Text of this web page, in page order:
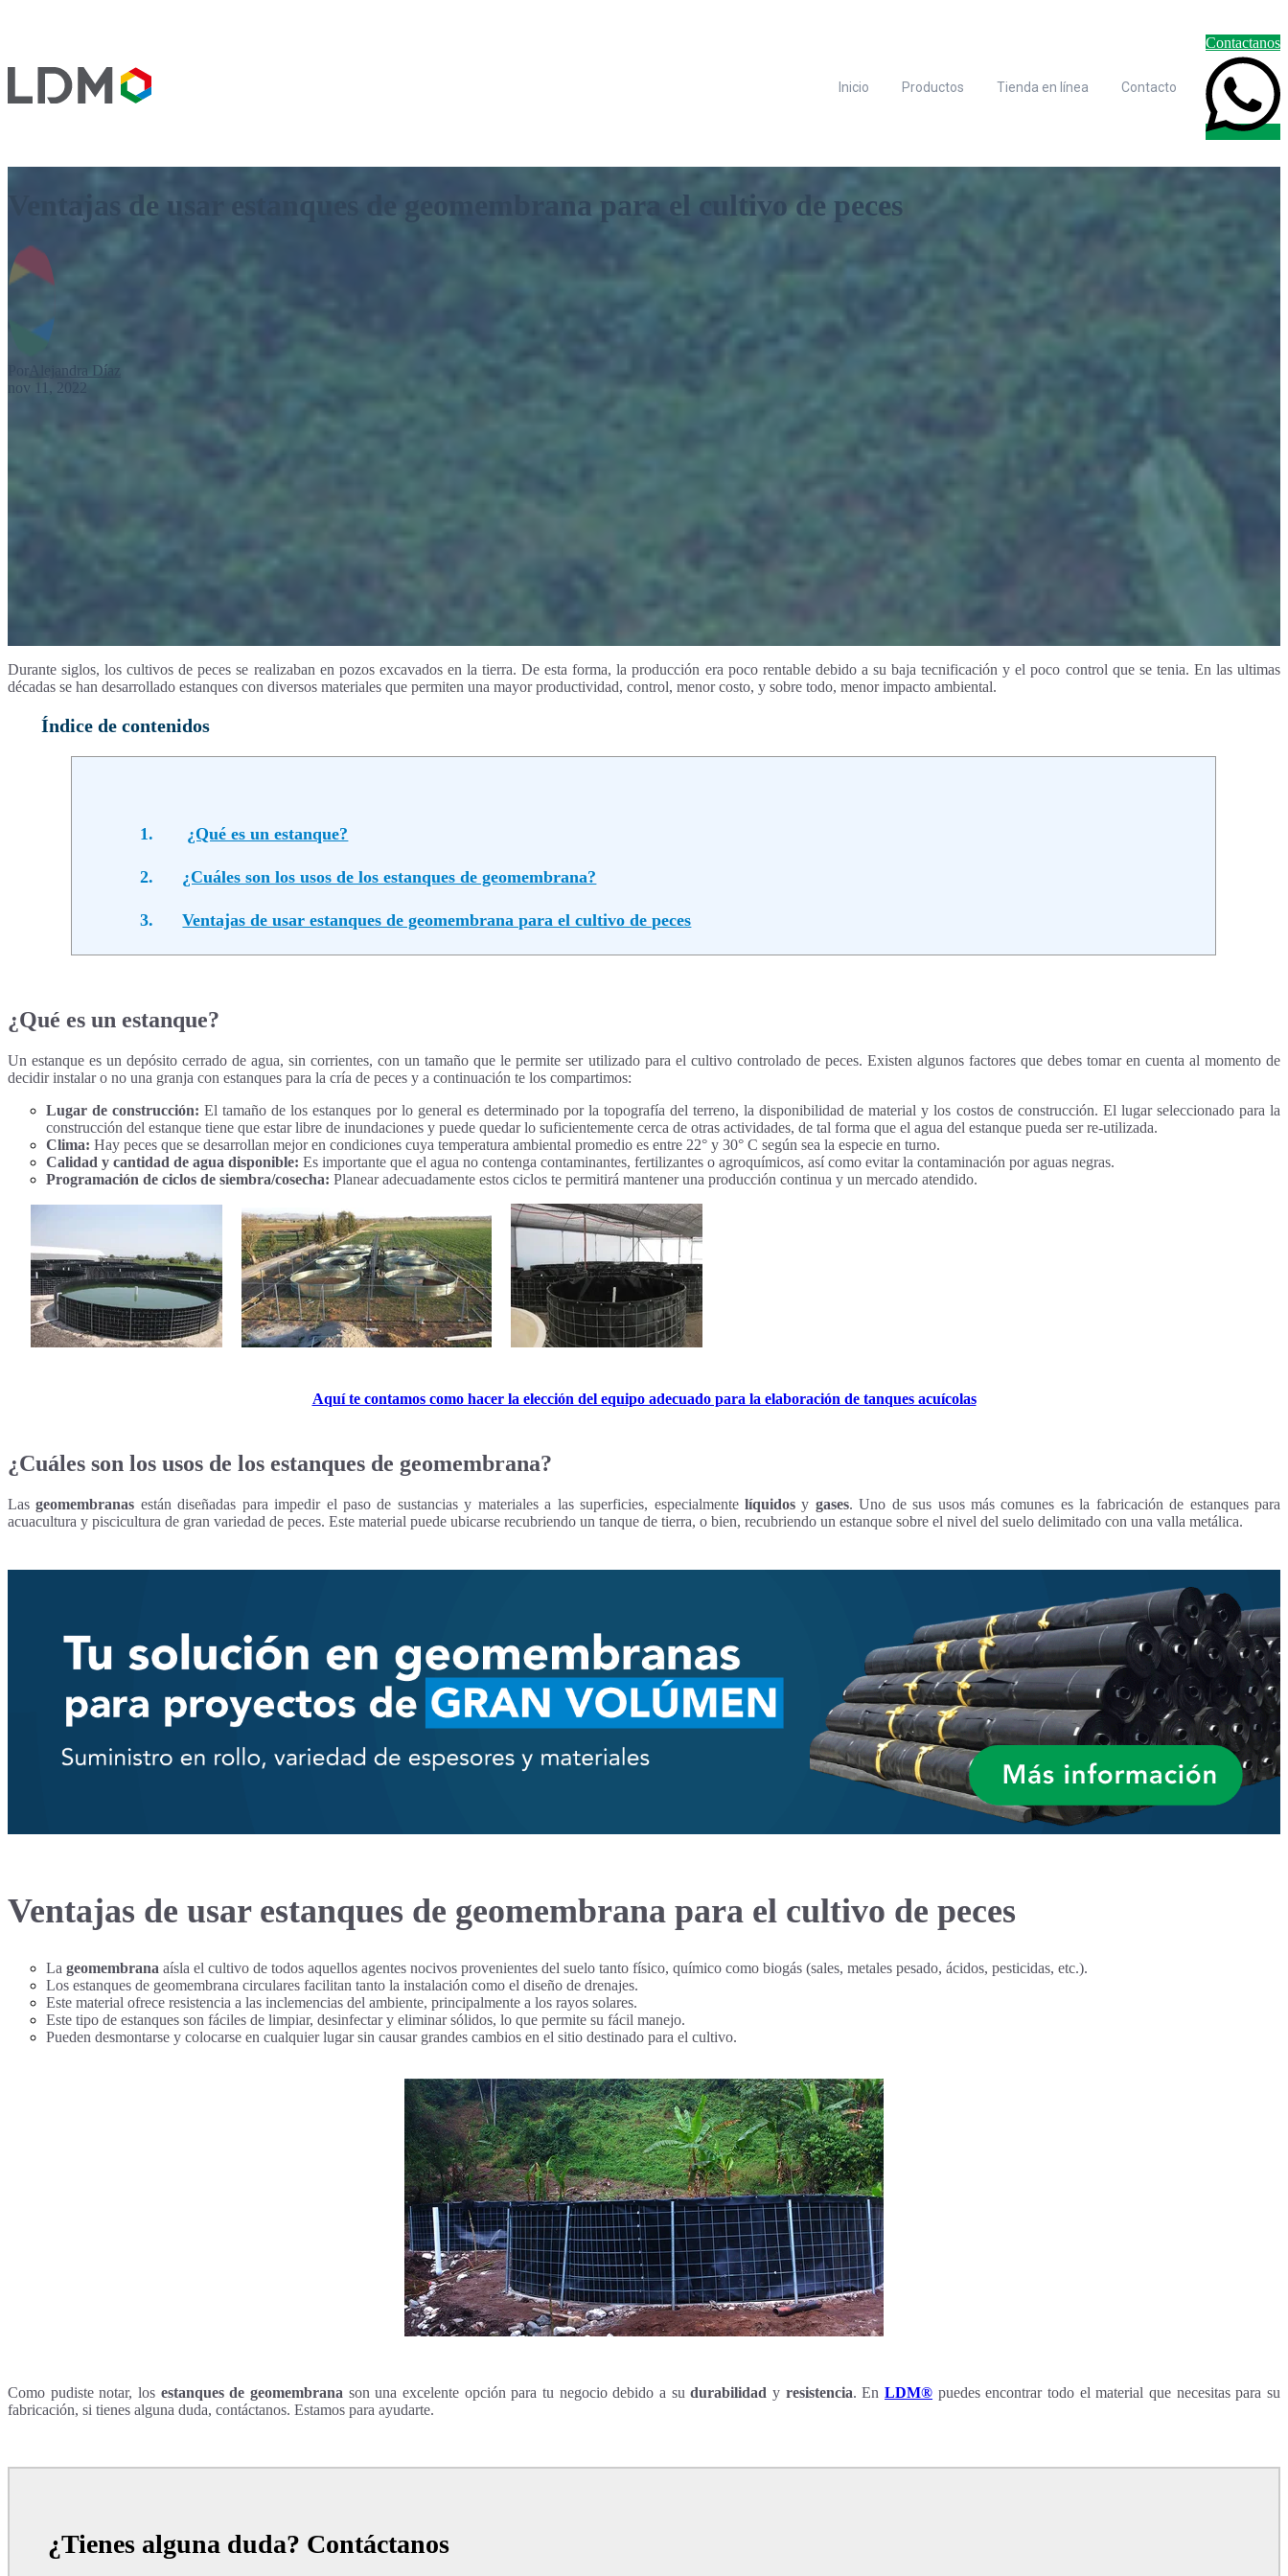
Inicio Productos Tienda en línea Contacto
Contactanos
Ventajas de usar estanques de geomembrana para el cultivo de peces
Alejandra Díaz
nov 11, 2022
Durante siglos, los cultivos de peces se realizaban en pozos excavados en la tierra. De esta forma, la producción era poco rentable debido a su baja tecnificación y el poco control que se tenia. En las ultimas
décadas se han desarrollado estanques con diversos materiales que permiten una mayor productividad, control, menor costo, y sobre todo, menor impacto ambiental.
Índice de contenidos
1. ¿Qué es un estanque?
2. ¿Cuáles son los usos de los estanques de geomembrana?
3.Ventajas de usar estanques de geomembrana para el cultivo de peces
¿Qué es un estanque?
Un estanque es un depósito cerrado de agua, sin corrientes, con un tamaño que le permite ser utilizado para el cultivo controlado de peces. Existen algunos factores que debes tomar en cuenta al momento de
decidir instalar o no una granja con estanques para la cría de peces y a continuación te los compartimos:
Lugar de construcción:El tamaño de los estanques por lo general es determinado por la topografía del terreno, la disponibilidad de material y los costos de construcción. El lugar seleccionado para la
construcción del estanque tiene que estar libre de inundaciones y puede quedar lo suficientemente cerca de otras actividades, de tal forma que el agua del estanque pueda ser re-utilizada.
Clima: Hay peces que se desarrollan mejor en condiciones cuya temperatura ambiental promedio es entre 22° y 30° C según sea la especie en turno.
Calidad y cantidad de agua disponible: Es importante que el agua no contenga contaminantes, fertilizantes o agroquímicos, así como evitar la contaminación por aguas negras.
Programación de ciclos de siembra/cosecha: Planear adecuadamente estos ciclos te permitirá mantener una producción continua y un mercado atendido.
Aquí te contamos como hacer la elección del equipo adecuado para la elaboración de tanques acuícolas
¿Cuáles son los usos de los estanques de geomembrana?
Lasgeomembranas están diseñadas para impedir el paso de sustancias y materiales a las superficies, especialmente líquidosy gases. Uno de sus usos más comunes es la fabricación de estanques para
acuacultura y piscicultura de gran variedad de peces. Este material puede ubicarse recubriendo un tanque de tierra, o bien, recubriendo un estanque sobre el nivel del suelo delimitado con una valla metálica.
Ventajas de usar estanques de geomembrana para el cultivo de peces
La geomembrana aísla el cultivo de todos aquellos agentes nocivos provenientes del suelo tanto físico, químico como biogás (sales, metales pesado, ácidos, pesticidas, etc.).
Los estanques de geomembrana circulares facilitan tanto la instalación como el diseño de drenajes.
Este material ofrece resistencia a las inclemencias del ambiente, principalmente a los rayos solares.
Este tipo de estanques son fáciles de limpiar, desinfectar y eliminar sólidos, lo que permite su fácil manejo.
Pueden desmontarse y colocarse en cualquier lugar sin causar grandes cambios en el sitio destinado para el cultivo.
Como pudiste notar, los estanques de geomembrana son una excelente opción para tu negocio debido a sudurabilidad y resistencia. EnLDM® puedes encontrar todo el material que necesitas para su
fabricación, si tienes alguna duda, contáctanos. Estamos para ayudarte.
¿Tienes alguna duda? Contáctanos